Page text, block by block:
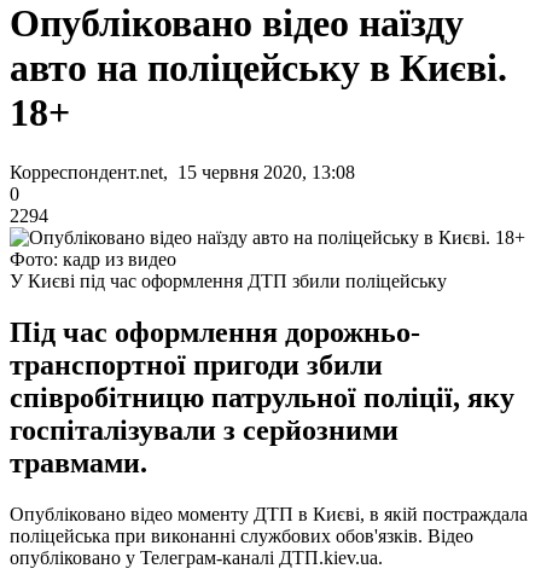
Опубліковано відео наїзду
авто на поліцейську в Києві.
18+
Корреспондент.net, 15 червня 2020, 13:08
0
2294
Фото: кадр из видео
У Києві під час оформлення ДТП збили поліцейську
Під час оформлення дорожньо-
транспортної пригоди збили
співробітницю патрульної поліції, яку
госпіталізували з серйозними
травмами.
Опубліковано відео моменту ДТП в Києві, в якій постраждала
поліцейська при виконанні службових обов'язків. Відео
опубліковано у Телеграм-каналі ДТП.kiev.ua.